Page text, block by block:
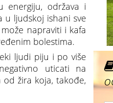
energiju, održava i
u ljudskoj ishani sve
napraviti i kafa
bolestima.
ljudi piju i po više
uticati na
od žira koja, takođe,